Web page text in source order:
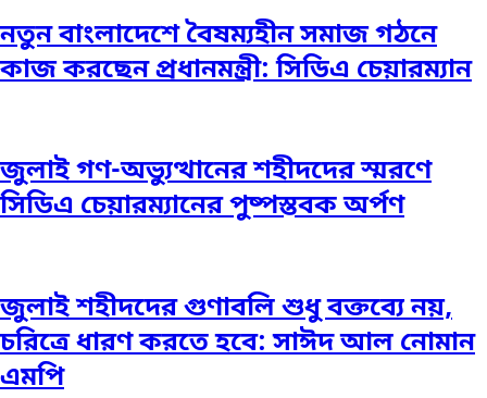
নতুন বাংলাদেশে বৈষম্যহীন সমাজ গঠনে
কাজ করছেন প্রধানমন্ত্রী: সিডিএ চেয়ারম্যান
জুলাই গণ-অভ্যুত্থানের শহীদদের স্মরণে
সিডিএ চেয়ারম্যানের পুষ্পস্তবক অর্পণ
জুলাই শহীদদের গুণাবলি শুধু বক্তব্যে নয়,
চরিত্রে ধারণ করতে হবে: সাঈদ আল নোমান
এমপি